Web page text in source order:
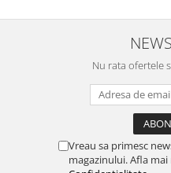
Nu rata ofertele
Vreau sa primesc
magazinului. Afla